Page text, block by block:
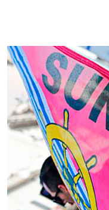
Imagen